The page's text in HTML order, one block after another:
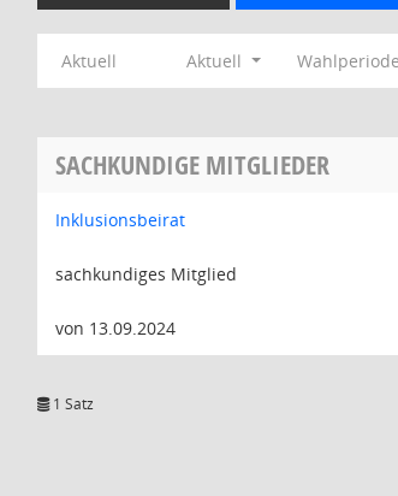
Aktuell Aktuell
SACHKUNDIGE MITGLIEDER
Inklusionsbeirat
sachkundiges Mitglied
von 13.09.2024
1 Satz